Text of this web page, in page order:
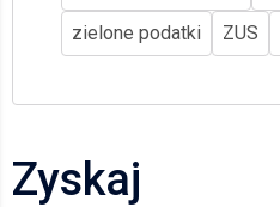
zielone podatki
ZUS
Zyskaj